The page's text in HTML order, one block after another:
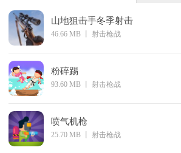
山地狙击手冬季射击
46.66 MB 射击枪战
粉碎踢
93.60 MB 射击枪战
喷气机枪
25.70 MB 射击枪战